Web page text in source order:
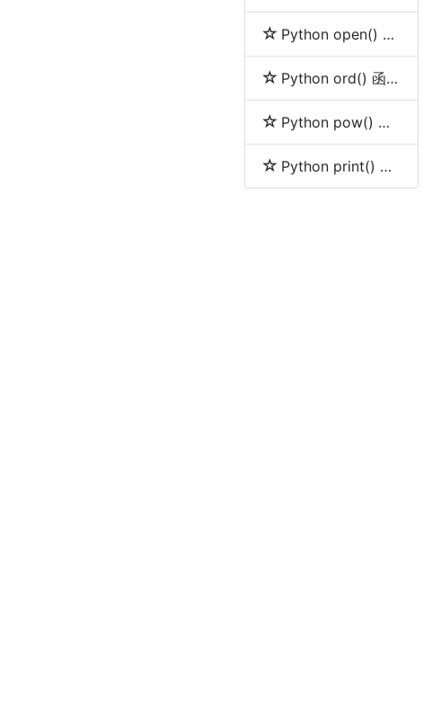
Python open() 函数
Python ord() 函数
Python pow() 函数
Python print() 函数